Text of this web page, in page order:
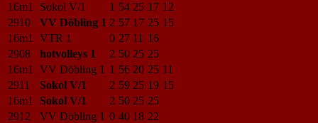
16m1
Sokol V/1 1 54 25 17 12
2910
VV Döbling 1 2 57 17 25 15
16m1
VTR 1 0 27 11 16
2908
hotvolleys 1 2 50 25 25
16m1
VV Döbling 1 1 56 20 25 11
2911
Sokol V/1 2 59 25 19 15
16m1
Sokol V/1 2 50 25 25
2912
VV Döbling 1 0 40 18 22